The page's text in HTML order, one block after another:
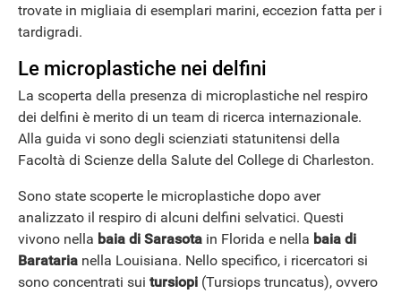
ANDROID
trovate in migliaia di esemplari marini, eccezion fatta per i
tardigradi.
Le microplastiche nei delfini
La scoperta della presenza di microplastiche nel respiro
dei delfini è merito di un team di ricerca internazionale.
Alla guida vi sono degli scienziati statunitensi della
Facoltà di Scienze della Salute del College di Charleston.
Sono state scoperte le microplastiche dopo aver
analizzato il respiro di alcuni delfini selvatici. Questi
vivono nella baia di Sarasota in Florida e nella baia di
Barataria nella Louisiana. Nello specifico, i ricercatori si
sono concentrati sui tursiopi (Tursiops truncatus), ovvero